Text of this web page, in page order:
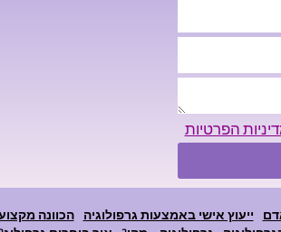
הפרטיות
ייעוץ אישי באמצעות גרפולוגיה
הכוונה